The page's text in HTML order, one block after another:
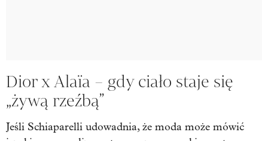
Dior x Alaïa – gdy ciało staje się
„żywą rzeźbą”
Jeśli Schiaparelli udowadnia, że moda może mówić